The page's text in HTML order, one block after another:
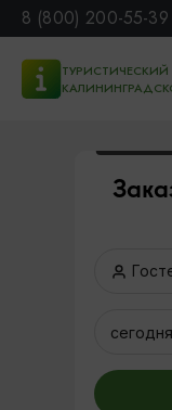
8 (800) 200-55-39
ТУРИСТИЧЕСКИЙ